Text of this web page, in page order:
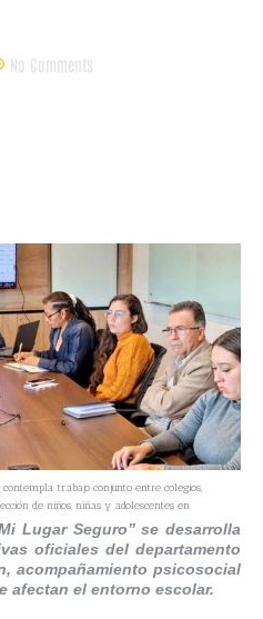
No Comments
trabajo conjunto entre colegios,
de niños, niñas y adolescentes en
Lugar Seguro” se desarrolla
oficiales del departamento
acompañamiento psicosocial
afectan el entorno escolar.